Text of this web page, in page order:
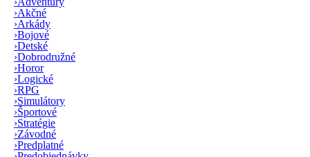
›Akčné
›Arkády
›Bojové
›Detské
›Dobrodružné
›Horor
›Logické
›RPG
›Simulátory
›Športové
›Stratégie
›Závodné
›Predplatné